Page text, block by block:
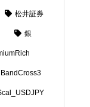
松井証券
銀
BandCross3